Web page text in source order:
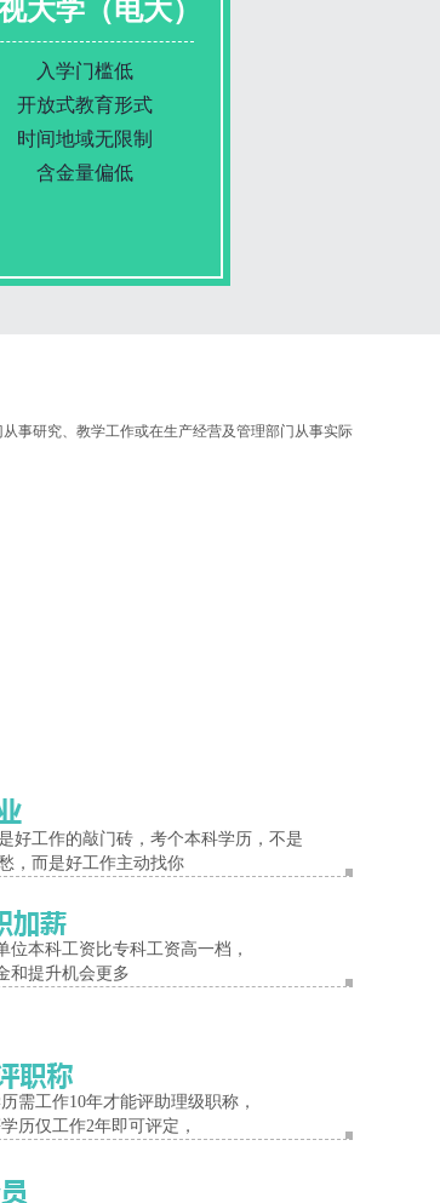
大学（电大）
入学门槛低
开放式教育形式
时间地域无限制
含金量偏低
事研究、教学工作或在生产经营及管理部门从事实际
好工作的敲门砖，考个本科学历，不是
，而是好工作主动找你
位本科工资比专科工资高一档，
和提升机会更多
需工作10年才能评助理级职称，
历仅工作2年即可评定，